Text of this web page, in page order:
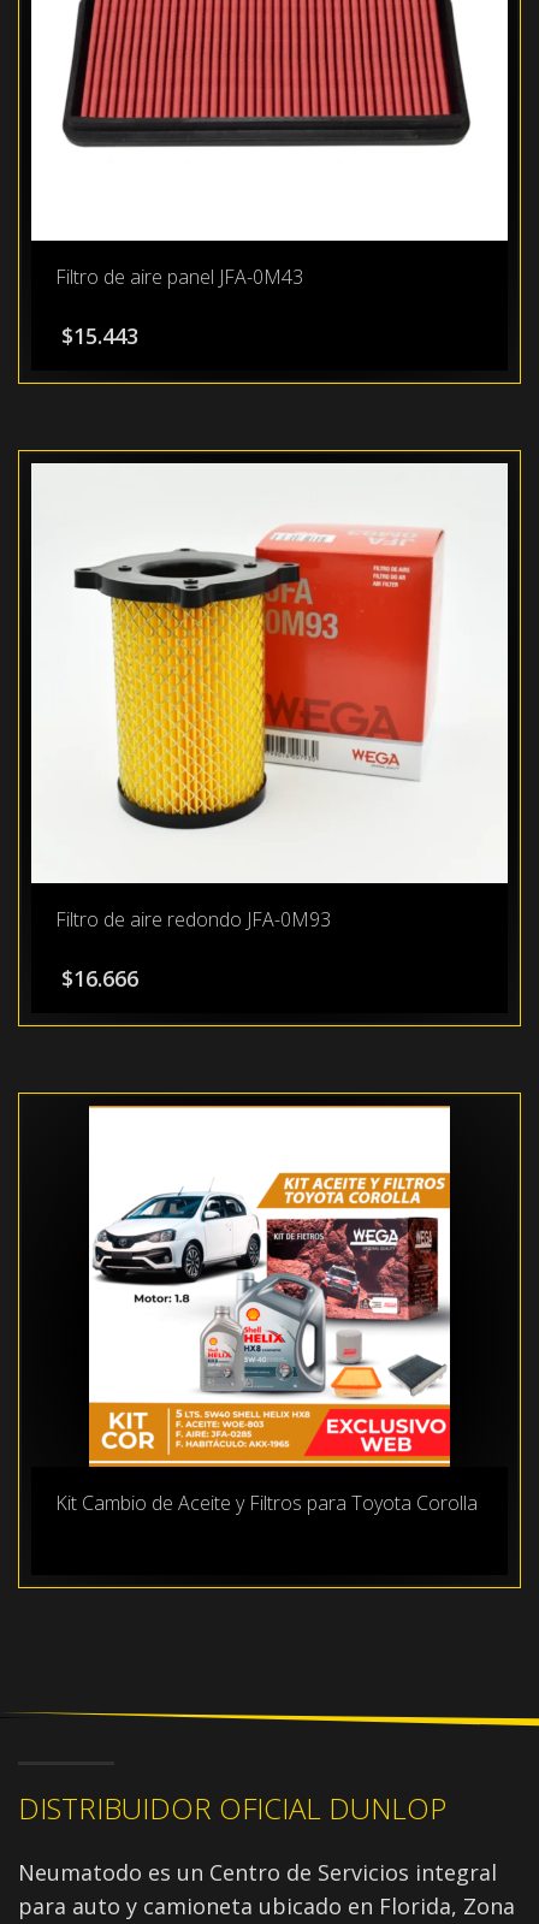
Filtro de aire panel JFA-0M43
$15.443
Filtro de aire redondo JFA-0M93
$16.666
Kit Cambio de Aceite y Filtros para Toyota Corolla
DISTRIBUIDOR OFICIAL DUNLOP
Neumatodo es un Centro de Servicios integral
para auto y camioneta ubicado en Florida, Zona